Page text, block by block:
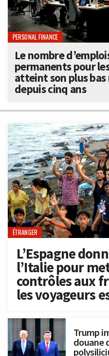
ÉTRANGER
L’Espagne
l’Italie pour
contrôles aux
les voyageurs
Trump
douane
PERSONAL FINANCE
Le nombre
permanents pour
atteint son plus bas
depuis cinq ans